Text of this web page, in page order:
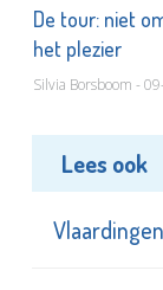
De tour: niet
het plezier
Silvia Borsboom -
Lees ook